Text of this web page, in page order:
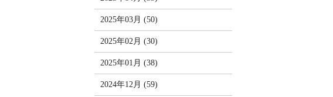
2025年03月 (50)
2025年02月 (30)
2025年01月 (38)
2024年12月 (59)